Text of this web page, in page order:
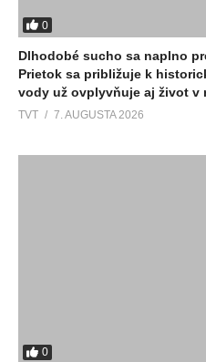
0
Dlhodobé sucho sa naplno
Prietok sa približuje k
vody už ovplyvňuje aj život v
TVT 7. AUGUSTA 2026
0